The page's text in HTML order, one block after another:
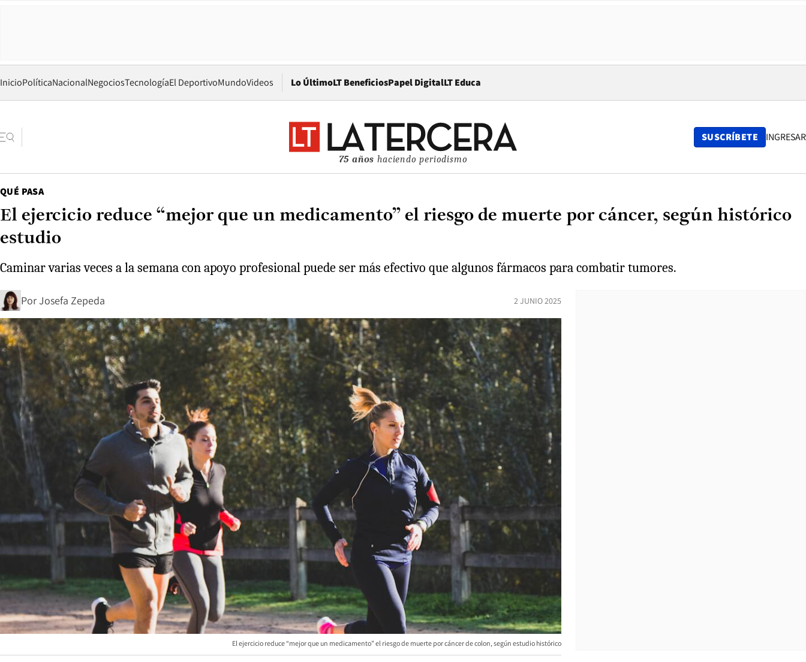
InicioPolíticaNacionalNegociosTecnologíaEl DeportivoMundoVideos Lo ÚltimoLT BeneficiosPapel DigitalOpens in new window
LT Educa
75 años haciendo periodismo
SUSCRÍBETE INGRESAR
QUÉ PASA
El ejercicio reduce “mejor que un medicamento” el riesgo de muerte por cáncer, según histórico
estudio
Caminar varias veces a la semana con apoyo profesional puede ser más efectivo que algunos fármacos para combatir tumores.
PorJosefa Zepeda 2 JUNIO 2025
El ejercicio reduce “mejor que un medicamento” el riesgo de muerte por cáncer de colon, según estudio histórico